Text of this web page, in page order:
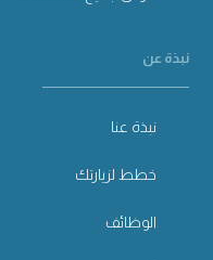
نبذة عن
نبذة عنا
خطط لزيارتك
الوظائف